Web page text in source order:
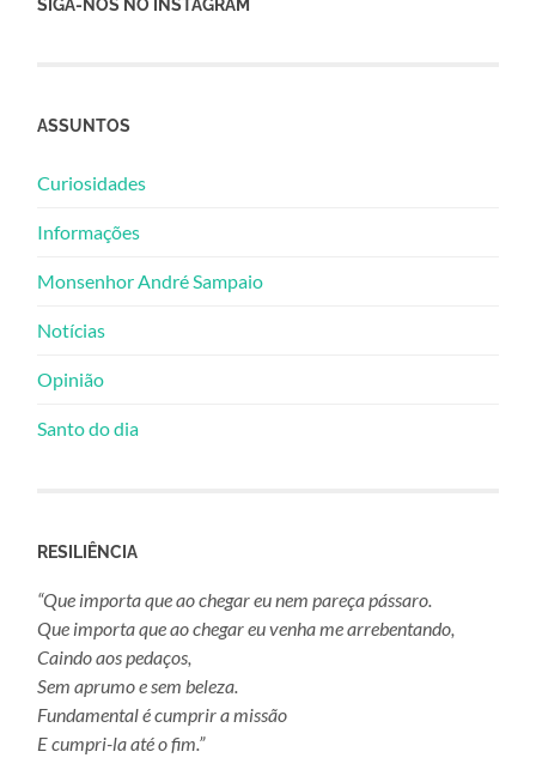
SIGA-NOS NO INSTAGRAM
ASSUNTOS
Curiosidades
Informações
Monsenhor André Sampaio
Notícias
Opinião
Santo do dia
RESILIÊNCIA
“Que importa que ao chegar eu nem pareça pássaro.
Que importa que ao chegar eu venha me arrebentando,
Caindo aos pedaços,
Sem aprumo e sem beleza.
Fundamental é cumprir a missão
E cumpri-la até o fim.”